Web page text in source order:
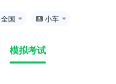
全国 小车
模拟考试